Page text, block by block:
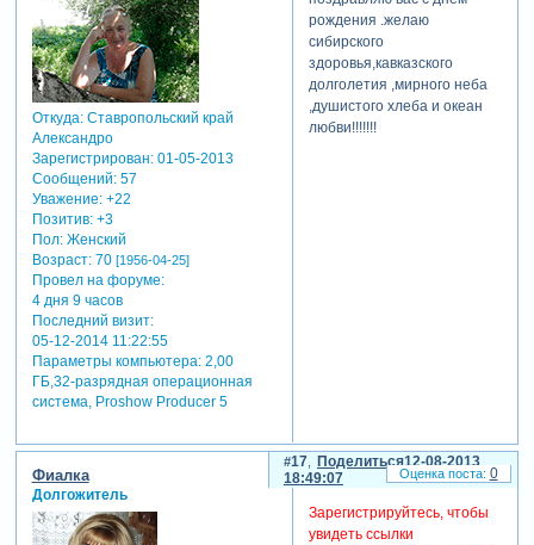
Откуда:Ставропольский край
Александро
Зарегистрирован: 01-05-2013
Сообщений:57
Уважение: +22
Позитив: +3
Пол:Женский
Возраст:70 [1956-04-25]
Провел на форуме:
4 дня 9 часов
Последний визит:
05-12-2014 11:22:55
Параметры компьютера:2,00
ГБ,32-разрядная операционная
система, Proshow Producer 5
рождения .желаю
сибирского
здоровья,кавказского
долголетия ,мирного неба
,душистого хлеба и океан
любви!!!!!!!
Поделиться
17
12-08-2013
18:49:07
Фиалка
Долгожитель
Зарегистрируйтесь, чтобы
увидеть ссылки
0